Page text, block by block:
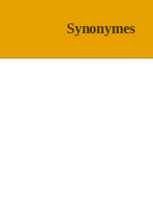
Synonymes